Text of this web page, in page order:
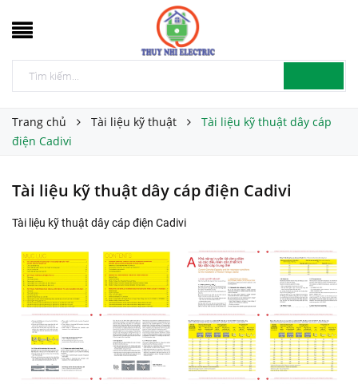
Trang chủ Tài liệu kỹ thuật
Tài liệu kỹ thuật dây cáp
điện Cadivi
Tài liệu kỹ thuật dây cáp điện Cadivi
Tài liệu kỹ thuật dây cáp điện Cadivi